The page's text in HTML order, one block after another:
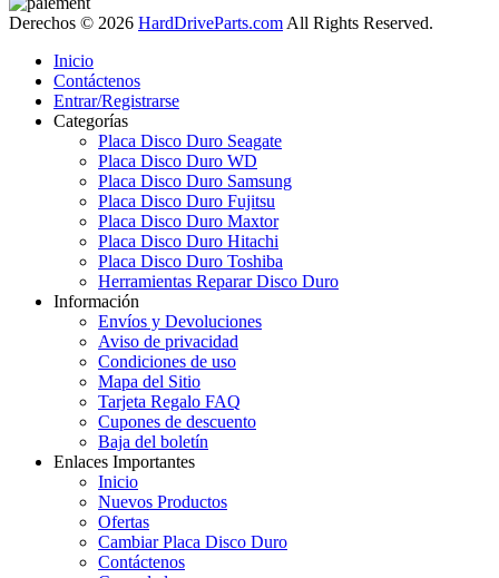
Derechos © 2026 HardDriveParts.com All Rights Reserved.
Inicio
Contáctenos
Entrar/Registrarse
Categorías
Placa Disco Duro Seagate
Placa Disco Duro WD
Placa Disco Duro Samsung
Placa Disco Duro Fujitsu
Placa Disco Duro Maxtor
Placa Disco Duro Hitachi
Placa Disco Duro Toshiba
Herramientas Reparar Disco Duro
Información
Envíos y Devoluciones
Aviso de privacidad
Condiciones de uso
Mapa del Sitio
Tarjeta Regalo FAQ
Cupones de descuento
Baja del boletín
Enlaces Importantes
Inicio
Nuevos Productos
Ofertas
Cambiar Placa Disco Duro
Contáctenos